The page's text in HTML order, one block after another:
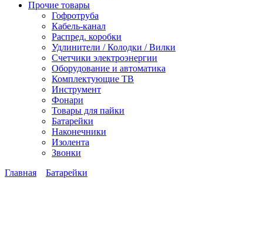
Прочие товары
Гофротруба
Кабель-канал
Распред. коробки
Удлинители / Колодки / Вилки
Счетчики электроэнергии
Оборудование и автоматика
Комплектующие ТВ
Инструмент
Фонари
Товары для пайки
Батарейки
Наконечники
Изолента
Звонки
Главная
Батарейки